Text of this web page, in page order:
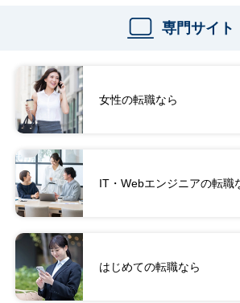
専門サイト
女性の転職なら
IT・Webエンジニアの転職
はじめての転職なら